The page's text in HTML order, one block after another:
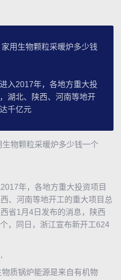
生物颗粒采暖炉多少钱
2017年，各地方重大投
湖北、陕西、河南等地开
千亿元
生物颗粒采暖炉多少钱一个
年，各地方重大投资项目
、河南等地开工的重大项目总
省1月4日发布的消息，陕西
，同日，浙江宣布新开工624
物质锅炉能源是来自有机物